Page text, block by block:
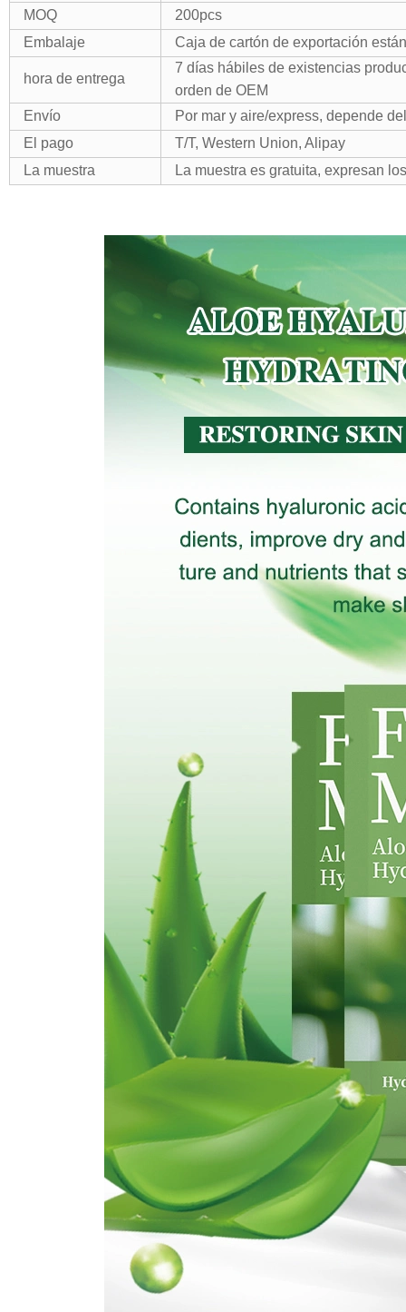
MOQ
200pcs
Embalaje
Caja de cartón de exportación
hora de entrega
7 días hábilesde existencias
orden de OEM
Envío
Por mar y aire/express, depende
El pago
T/T, Western Union, Alipay
La muestra
La muestra es gratuita, expresan